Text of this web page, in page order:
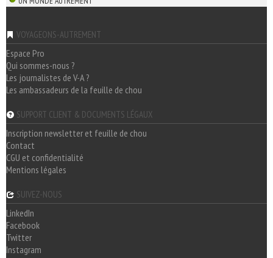
VOYAGEONS-AUTREMENT
Espace Pro
Qui sommes-nous ?
Les journalistes de V-A ?
Les ambassadeurs de la feuille de chou
SUPPORT CLIENT & DOCUMENTS LÉGAUX
Inscription newsletter et feuille de chou
Contact
CGU et confidentialité
Mentions légales
SUIVEZ-NOUS
LinkedIn
Facebook
Twitter
Instagram